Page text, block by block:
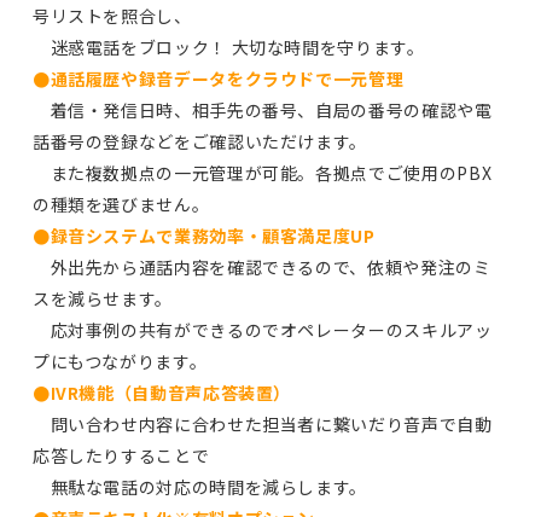
号リストを照合し、
迷惑電話をブロック！ 大切な時間を守ります。
●通話履歴や録音データをクラウドで一元管理
着信・発信日時、相手先の番号、自局の番号の確認や電
話番号の登録などをご確認いただけます。
また複数拠点の一元管理が可能。各拠点でご使用のPBX
の種類を選びません。
●録音システムで業務効率・顧客満足度UP
外出先から通話内容を確認できるので、依頼や発注のミ
スを減らせます。
応対事例の共有ができるのでオペレーターのスキルアッ
プにもつながります。
●IVR機能（自動音声応答装置）
問い合わせ内容に合わせた担当者に繋いだり音声で自動
応答したりすることで
無駄な電話の対応の時間を減らします。